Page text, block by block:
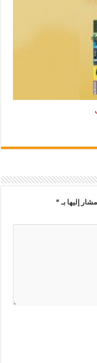
إليها بـ*